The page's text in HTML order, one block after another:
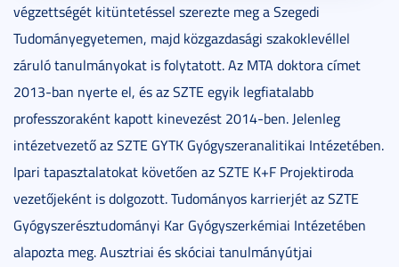
végzettségét kitüntetéssel szerezte meg a Szegedi
Tudományegyetemen, majd közgazdasági szakoklevéllel
záruló tanulmányokat is folytatott. Az MTA doktora címet
2013-ban nyerte el, és az SZTE egyik legfiatalabb
professzoraként kapott kinevezést 2014-ben. Jelenleg
intézetvezető az SZTE GYTK Gyógyszeranalitikai Intézetében.
Ipari tapasztalatokat követően az SZTE K+F Projektiroda
vezetőjeként is dolgozott. Tudományos karrierjét az SZTE
Gyógyszerésztudományi Kar Gyógyszerkémiai Intézetében
alapozta meg. Ausztriai és skóciai tanulmányútjai